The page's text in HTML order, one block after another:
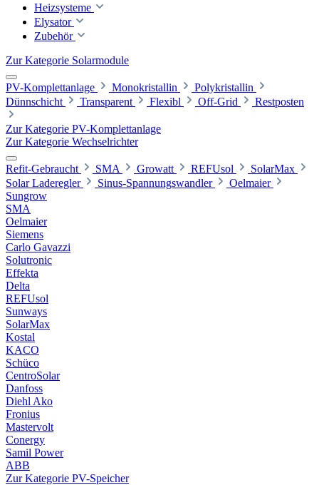
Heizsysteme
Elysator
Zubehör
Zur Kategorie Solarmodule
PV-Komplettanlage Monokristallin
Polykristallin
Dünnschicht
Transparent Flexibl Off-Grid Restposten
Zur Kategorie PV-Komplettanlage
Zur Kategorie Wechselrichter
Refit-Gebraucht SMA Growatt REFUsol
SolarMax
Solar Laderegler
Sinus-Spannungswandler
Oelmaier
Sungrow
SMA
Oelmaier
Siemens
Carlo Gavazzi
Solutronic
Effekta
Delta
REFUsol
Sunways
SolarMax
Kostal
KACO
Schüco
CentroSolar
Danfoss
Diehl Ako
Fronius
Mastervolt
Conergy
Samil Power
ABB
Zur Kategorie PV-Speicher